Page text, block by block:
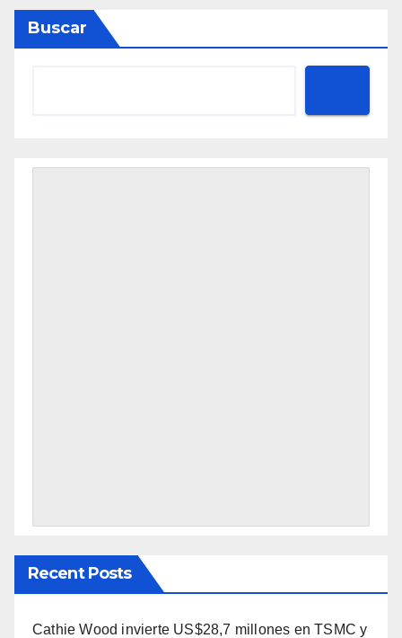
Buscar
Recent Posts
Cathie Wood invierte US$28,7 millones en TSMC y